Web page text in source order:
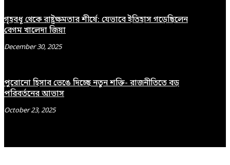
গৃহবধূ থেকে রাষ্ট্রক্ষমতার শীর্ষে: যেভাবে ইতিহাস গড়েছিলেন
বেগম খালেদা জিয়া
December 30, 2025
পুরোনো হিসাব ভেঙে দিচ্ছে নতুন শক্তি- রাজনীতিতে বড়
পরিবর্তনের আভাস
October 23, 2025